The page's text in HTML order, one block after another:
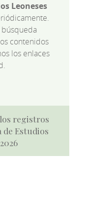
Leoneses
contenidos
los enlaces
registros
Estudios